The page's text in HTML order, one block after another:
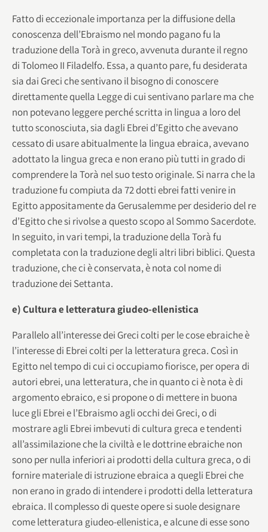
Fatto di eccezionale importanza per la diffusione della
conoscenza dell’Ebraismo nel mondo pagano fu la
traduzione della Torà in greco, avvenuta durante il regno
di Tolomeo II Filadelfo. Essa, a quanto pare, fu desiderata
sia dai Greci che sentivano il bisogno di conoscere
direttamente quella Legge di cui sentivano parlare ma che
non potevano leggere perché scritta in lingua a loro del
tutto sconosciuta, sia dagli Ebrei d’Egitto che avevano
cessato di usare abitualmente la lingua ebraica, avevano
adottato la lingua greca e non erano più tutti in grado di
comprendere la Torà nel suo testo originale. Si narra che la
traduzione fu compiuta da 72 dotti ebrei fatti venire in
Egitto appositamente da Gerusalemme per desiderio del re
d’Egitto che si rivolse a questo scopo al Sommo Sacerdote.
In seguito, in vari tempi, la traduzione della Torà fu
completata con la traduzione degli altri libri biblici. Questa
traduzione, che ci è conservata, è nota col nome di
traduzione dei Settanta.
e) Cultura e letteratura giudeo-ellenistica
Parallelo all’interesse dei Greci colti per le cose ebraiche è
l’interesse di Ebrei colti per la letteratura greca. Così in
Egitto nel tempo di cui ci occupiamo fiorisce, per opera di
autori ebrei, una letteratura, che in quanto ci è nota è di
argomento ebraico, e si propone o di mettere in buona
luce gli Ebrei e l’Ebraismo agli occhi dei Greci, o di
mostrare agli Ebrei imbevuti di cultura greca e tendenti
all’assimilazione che la civiltà e le dottrine ebraiche non
sono per nulla inferiori ai prodotti della cultura greca, o di
fornire materiale di istruzione ebraica a quegli Ebrei che
non erano in grado di intendere i prodotti della letteratura
ebraica. Il complesso di queste opere si suole designare
come letteratura giudeo-ellenistica, e alcune di esse sono